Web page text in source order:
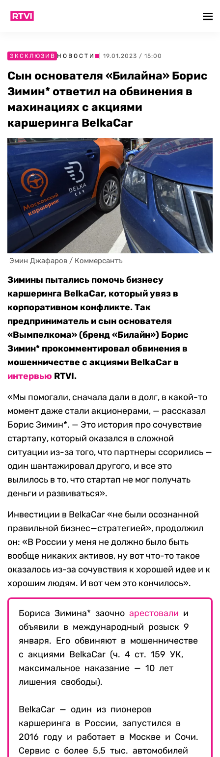
ЭКСКЛЮЗИВ НОВОСТИ | 19.01.2023 / 15:00
Сын основателя «Билайна» Борис
Зимин* ответил на обвинения в
махинациях с акциями
каршеринга BelkaCar
Эмин Джафаров / Коммерсантъ
Зимины пытались помочь бизнесу
каршеринга BelkaCar, который увяз в
корпоративном конфликте. Так
предприниматель и сын основателя
«Вымпелкома» (бренд «Билайн») Борис
Зимин* прокомментировал обвинения в
мошенничестве с акциями BelkaCar в
интервью RTVI.
«Мы помогали, сначала дали в долг, в какой-то
момент даже стали акционерами, — рассказал
Борис Зимин*. — Это история про сочувствие
стартапу, который оказался в сложной
ситуации из-за того, что партнеры ссорились —
один шантажировал другого, и все это
вылилось в то, что стартап не мог получать
деньги и развиваться».
Инвестиции в BelkaCar «не были осознанной
правильной бизнес—стратегией», продолжил
он: «В России у меня не должно было быть
вообще никаких активов, ну вот что-то такое
оказалось из-за сочувствия к хорошей идее и к
хорошим людям. И вот чем это кончилось».
Бориса Зимина* заочно арестовали и
объявили в международный розыск 9
января. Его обвиняют в мошенничестве
с акциями BelkaCar (ч. 4 ст. 159 УК,
максимальное наказание — 10 лет
лишения свободы).
BelkaCar — один из пионеров
каршеринга в России, запустился в
2016 году и работает в Москве и Сочи.
Сервис с более 5,5 тыс. автомобилей